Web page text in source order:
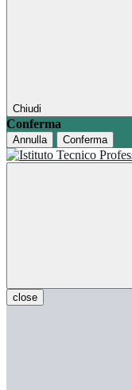
Chiudi
Conferma
Annulla Conferma
close